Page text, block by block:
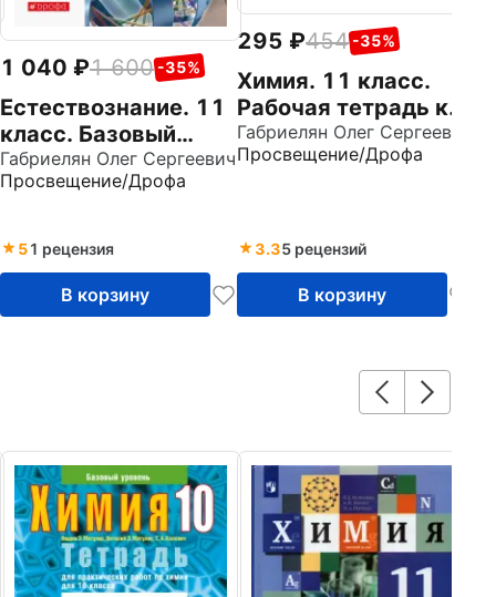
1 040 1 600 -35%
Естествознание. 11
класс. Базовый
уровень. Учебник.
ФГОС
Габриелян Олег Сергеевич
Просвещение/Дрофа
51 рецензия
В корзину
295 454 -35%
Химия. 11 класс.
Рабочая тетрадь к
учебнику О.С.
Габриеляна. ФГОС
Габриелян Олег Сергеевич
Просвещение/Дрофа
3.35 рецензий
В корзину